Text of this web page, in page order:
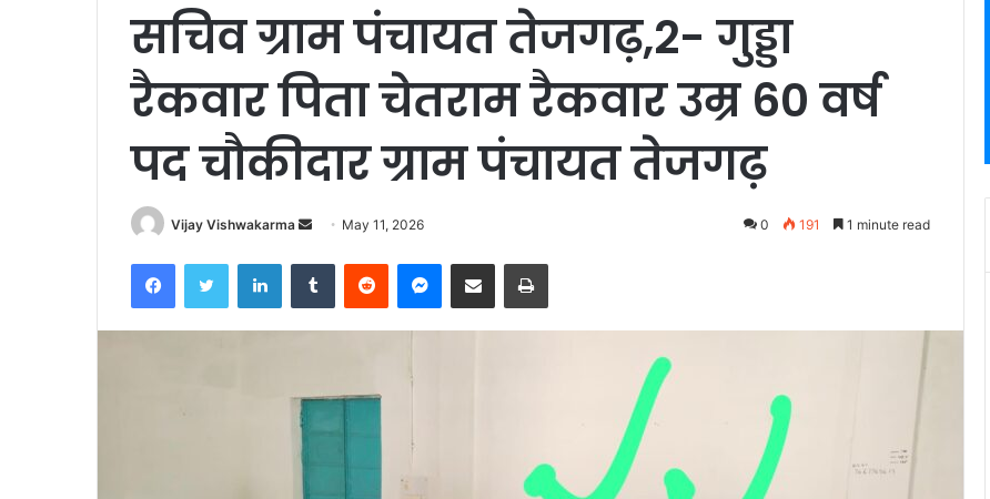
सचिव ग्राम पंचायत तेजगढ़,2- गुड्डा
रैकवार पिता चेतराम रैकवार उम्र 60 वर्ष
पद चौकीदार ग्राम पंचायत तेजगढ़
Vijay Vishwakarma
Send
email
May 11, 2026 0 191 1 minute read
FacebookTwitter LinkedInTumblr Reddit Messenger
Share via Email Print